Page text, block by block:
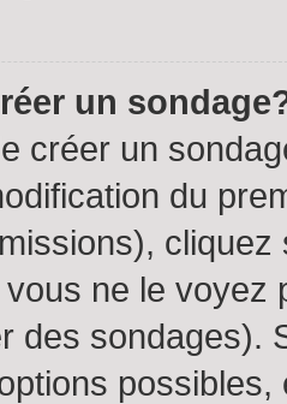
un
créer un
du
cliquez
ne le voyez
des sondages).